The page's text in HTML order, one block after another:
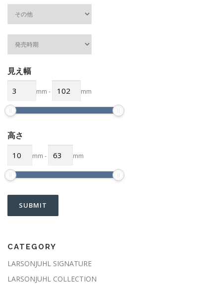
見え幅
mm - mm
高さ
mm - mm
CATEGORY
LARSONJUHL SIGNATURE
LARSONJUHL COLLECTION